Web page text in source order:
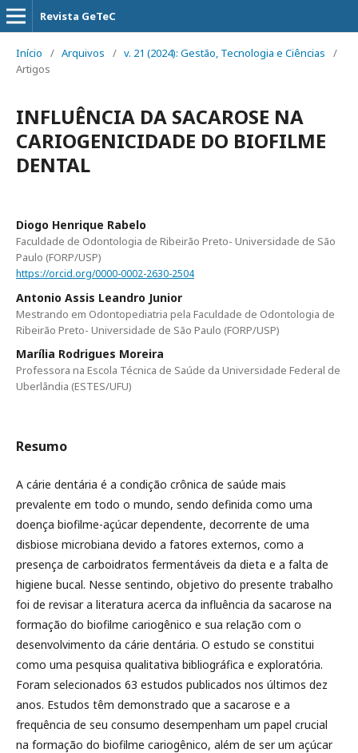
Revista GeTeC
Início / Arquivos / v. 21 (2024): Gestão, Tecnologia e Ciências
/
Artigos
INFLUÊNCIA DA SACAROSE NA
CARIOGENICIDADE DO BIOFILME
DENTAL
Diogo Henrique Rabelo
Faculdade de Odontologia de Ribeirão Preto- Universidade de São
Paulo (FORP/USP)
https://orcid.org/0000-0002-2630-2504
Antonio Assis Leandro Junior
Mestrando em Odontopediatria pela Faculdade de Odontologia de
Ribeirão Preto- Universidade de São Paulo (FORP/USP)
Marília Rodrigues Moreira
Professora na Escola Técnica de Saúde da Universidade Federal de
Uberlândia (ESTES/UFU)
Resumo
A cárie dentária é a condição crônica de saúde mais
prevalente em todo o mundo, sendo definida como uma
doença biofilme-açúcar dependente, decorrente de uma
disbiose microbiana devido a fatores externos, como a
presença de carboidratos fermentáveis da dieta e a falta de
higiene bucal. Nesse sentindo, objetivo do presente trabalho
foi de revisar a literatura acerca da influência da sacarose na
formação do biofilme cariogênico e sua relação com o
desenvolvimento da cárie dentária. O estudo se constitui
como uma pesquisa qualitativa bibliográfica e exploratória.
Foram selecionados 63 estudos publicados nos últimos dez
anos. Estudos têm demonstrado que a sacarose e a
frequência de seu consumo desempenham um papel crucial
na formação do biofilme cariogênico, além de ser um açúcar